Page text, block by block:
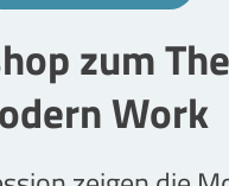
zum
Work